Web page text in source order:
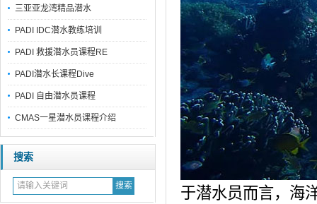
三亚亚龙湾精品潜水
PADI IDC潜水教练培训
PADI 救援潜水员课程RE
PADI潜水长课程Dive
PADI 自由潜水员课程
CMAS一星潜水员课程介绍
搜索
于潜水员而言，海